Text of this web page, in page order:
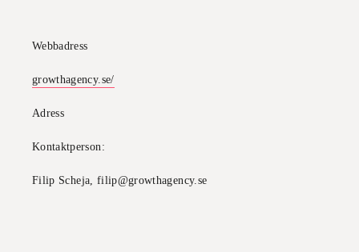
Webbadress
growthagency.se/
Adress
Kontaktperson:
Filip Scheja, filip@growthagency.se